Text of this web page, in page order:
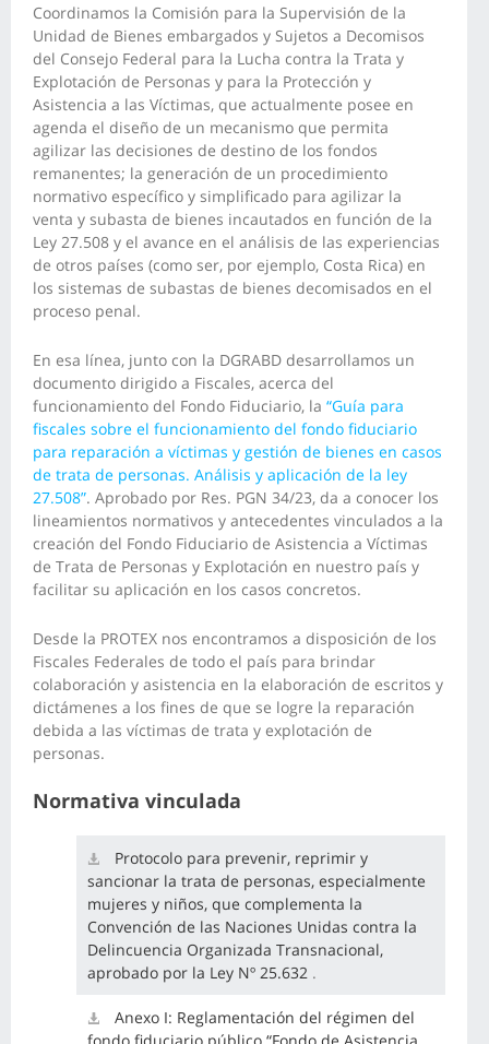
Coordinamos la Comisión para la Supervisión de la
Unidad de Bienes embargados y Sujetos a Decomisos
del Consejo Federal para la Lucha contra la Trata y
Explotación de Personas y para la Protección y
Asistencia a las Víctimas, que actualmente posee en
agenda el diseño de un mecanismo que permita
agilizar las decisiones de destino de los fondos
remanentes; la generación de un procedimiento
normativo específico y simplificado para agilizar la
venta y subasta de bienes incautados en función de la
Ley 27.508 y el avance en el análisis de las experiencias
de otros países (como ser, por ejemplo, Costa Rica) en
los sistemas de subastas de bienes decomisados en el
proceso penal.
En esa línea, junto con la DGRABD desarrollamos un
documento dirigido a Fiscales, acerca del
funcionamiento del Fondo Fiduciario, la “Guía para
fiscales sobre el funcionamiento del fondo fiduciario
para reparación a víctimas y gestión de bienes en casos
de trata de personas. Análisis y aplicación de la ley
27.508”. Aprobado por Res. PGN 34/23, da a conocer los
lineamientos normativos y antecedentes vinculados a la
creación del Fondo Fiduciario de Asistencia a Víctimas
de Trata de Personas y Explotación en nuestro país y
facilitar su aplicación en los casos concretos.
Desde la PROTEX nos encontramos a disposición de los
Fiscales Federales de todo el país para brindar
colaboración y asistencia en la elaboración de escritos y
dictámenes a los fines de que se logre la reparación
debida a las víctimas de trata y explotación de
personas.
Normativa vinculada
Protocolo para prevenir, reprimir y
sancionar la trata de personas, especialmente
mujeres y niños, que complementa la
Convención de las Naciones Unidas contra la
Delincuencia Organizada Transnacional,
aprobado por la Ley Nº 25.632 .
Anexo I: Reglamentación del régimen del